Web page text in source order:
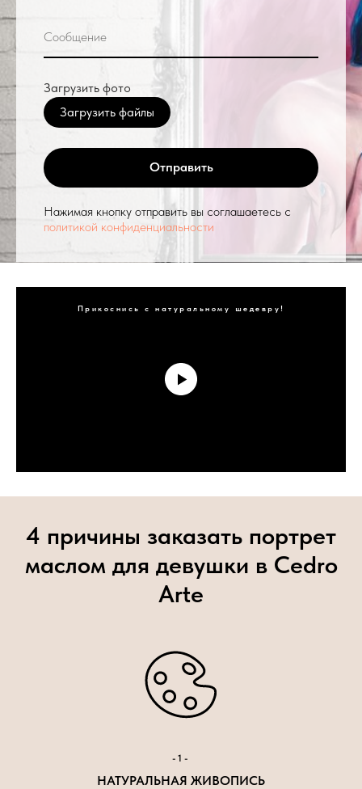
Загрузить фото
Загрузить файлы
Отправить
Нажимая кнопку отправить вы соглашаетесь с
политикой конфиденциальности
Прикоснись с натуральному шедевру!
4 причины заказать портрет
маслом для девушки в Cedro
Arte
-1-
НАТУРАЛЬНАЯ ЖИВОПИСЬ